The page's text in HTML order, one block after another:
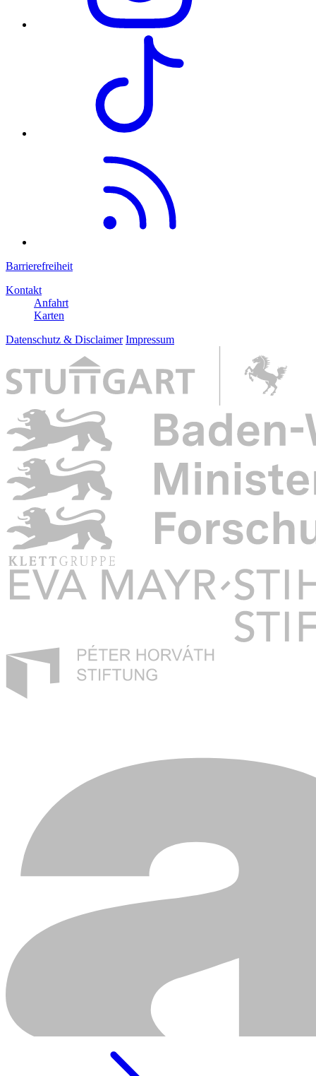
Barrierefreiheit
Kontakt
Anfahrt
Karten
Datenschutz & Disclaimer Impressum